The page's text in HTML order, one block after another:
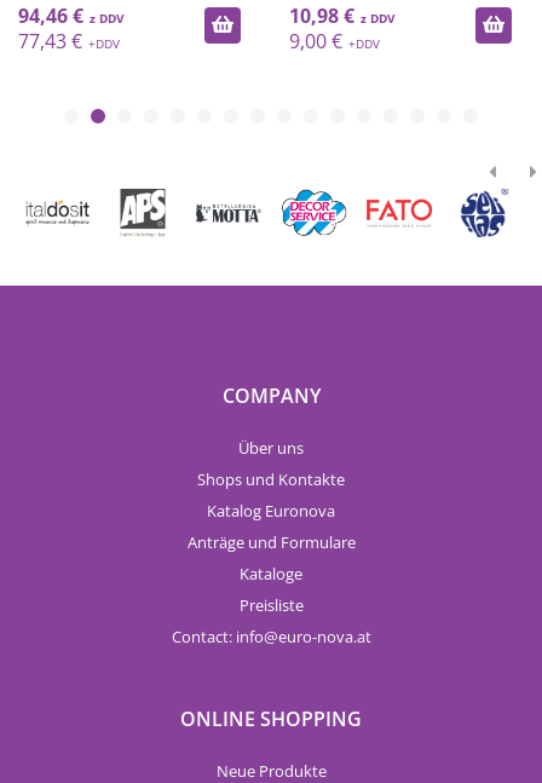
94,46 €
77,43 €
10,98 €
9,00 €
COMPANY
Über uns
Shops und Kontakte
Katalog Euronova
Anträge und Formulare
Kataloge
Preisliste
Contact: info euro-nova.at
ONLINE SHOPPING
Neue Produkte